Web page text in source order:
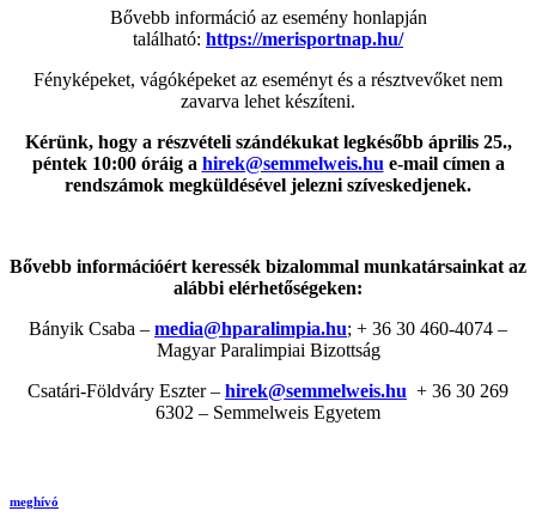
Bővebb információ az esemény honlapján
található: https://merisportnap.hu/
Fényképeket, vágóképeket az eseményt és a résztvevőket nem
zavarva lehet készíteni.
Kérünk, hogy a részvételi szándékukat legkésőbb április 25.,
péntek 10:00 óráig a hirek@semmelweis.hu e-mail címen a
rendszámok megküldésével jelezni szíveskedjenek.
Bővebb információért keressék bizalommal munkatársainkat az
alábbi elérhetőségeken:
Bányik Csaba – media@hparalimpia.hu; + 36 30 460-4074 –
Magyar Paralimpiai Bizottság
Csatári-Földváry Eszter – hirek@semmelweis.hu + 36 30 269
6302 – Semmelweis Egyetem
meghívó